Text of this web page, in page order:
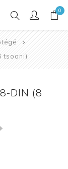
0
tsooni)
DIN (8